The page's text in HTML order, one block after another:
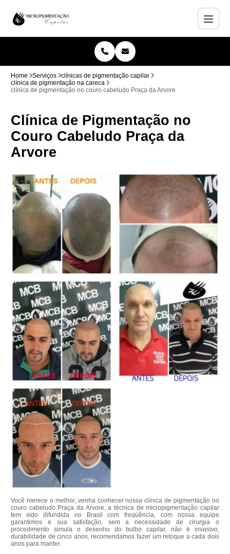
Home Serviços
clínicas de pigmentação capilar
clínica de pigmentação na careca
clínica de pigmentação no couro cabeludo Praça da Arvore
Clínica de Pigmentação no
Couro Cabeludo Praça da
Arvore
Você merece o melhor, venha conhecer nossa clínica de pigmentação no
couro cabeludo Praça da Arvore, a técnica de micropigmentação capilar
tem sido difundida no Brasil com freqüência, com nossa equipe
garantimos e sua satisfação, sem a necessidade de cirurgia o
procedimento simula o desenho do bulbo capilar, não é invasivo,
durabilidade de cinco anos, recomendamos fazer um retoque a cada dois
anos para manter.